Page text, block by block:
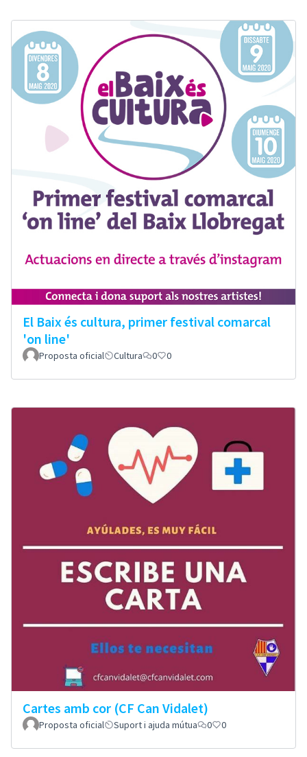
El Baix és cultura, primer festival comarcal
'on line'
Proposta oficial Cultura 0 0
Cartes amb cor (CF Can Vidalet)
Proposta oficial Suport i ajuda mútua 0 0